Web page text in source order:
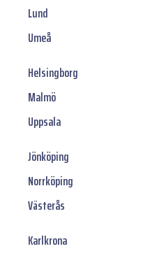
Lund
Umeå
Helsingborg
Malmö
Uppsala
Jönköping
Norrköping
Västerås
Karlkrona